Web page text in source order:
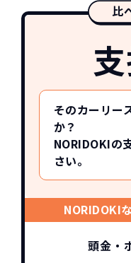
比
そのカーリー
か？
NORIDOKIの
さい。
NORIDOKI
頭金・